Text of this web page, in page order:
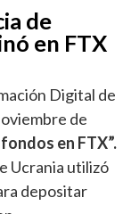
de
en FTX
Digital de
de
en FTX”.
Ucrania utilizó
depositar